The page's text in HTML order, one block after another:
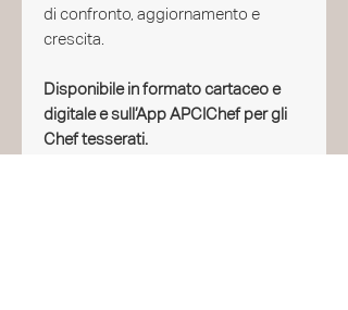
di confronto, aggiornamento e
crescita.
Disponibile in formato cartaceo e
digitale e sull’App APCIChef per gli
Chef tesserati.